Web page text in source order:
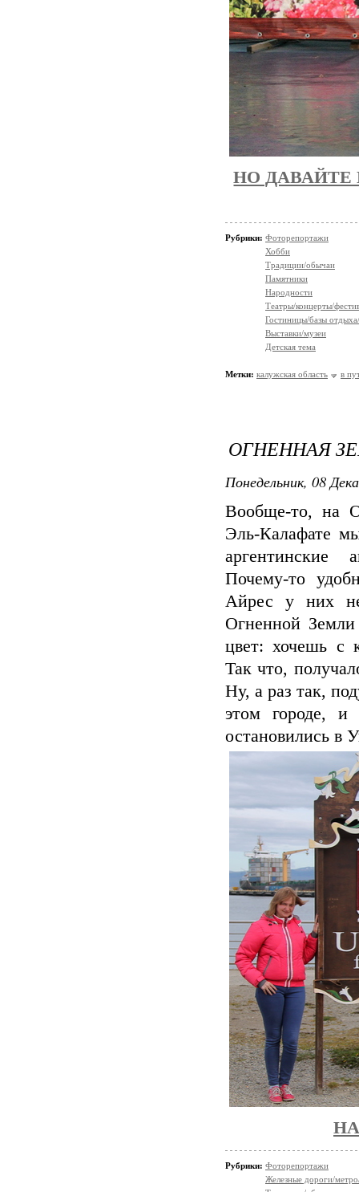
НО ДАВАЙТЕ
Рубрики: Фоторепортажи
Хобби
Традиции/обычаи
Памятники
Народности
Театры/концерты/
Гостиницы/базы
Выставки/музеи
Детская тема
Метки: калужская область в
ОГНЕННАЯ
Понедельник, 08
Вообще-то, на
Эль-Калафате
аргентинские
Почему-то
Айрес у них
Огненной
цвет: хочешь с
Так что,
Ну, а раз так,
этом городе,
остановились в
Рубрики: Фоторепортажи
Железные дороги/